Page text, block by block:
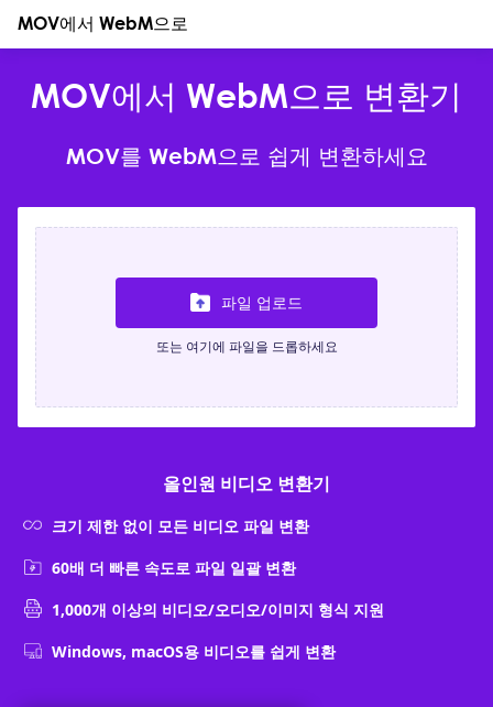
MOV에서 WebM으로
MOV에서 WebM으로 변환기
MOV를 WebM으로 쉽게 변환하세요
파일 업로드
또는 여기에 파일을 드롭하세요
올인원 비디오 변환기
크기 제한 없이 모든 비디오 파일 변환
60배 더 빠른 속도로 파일 일괄 변환
1,000개 이상의 비디오/오디오/이미지 형식 지원
Windows, macOS용 비디오를 쉽게 변환